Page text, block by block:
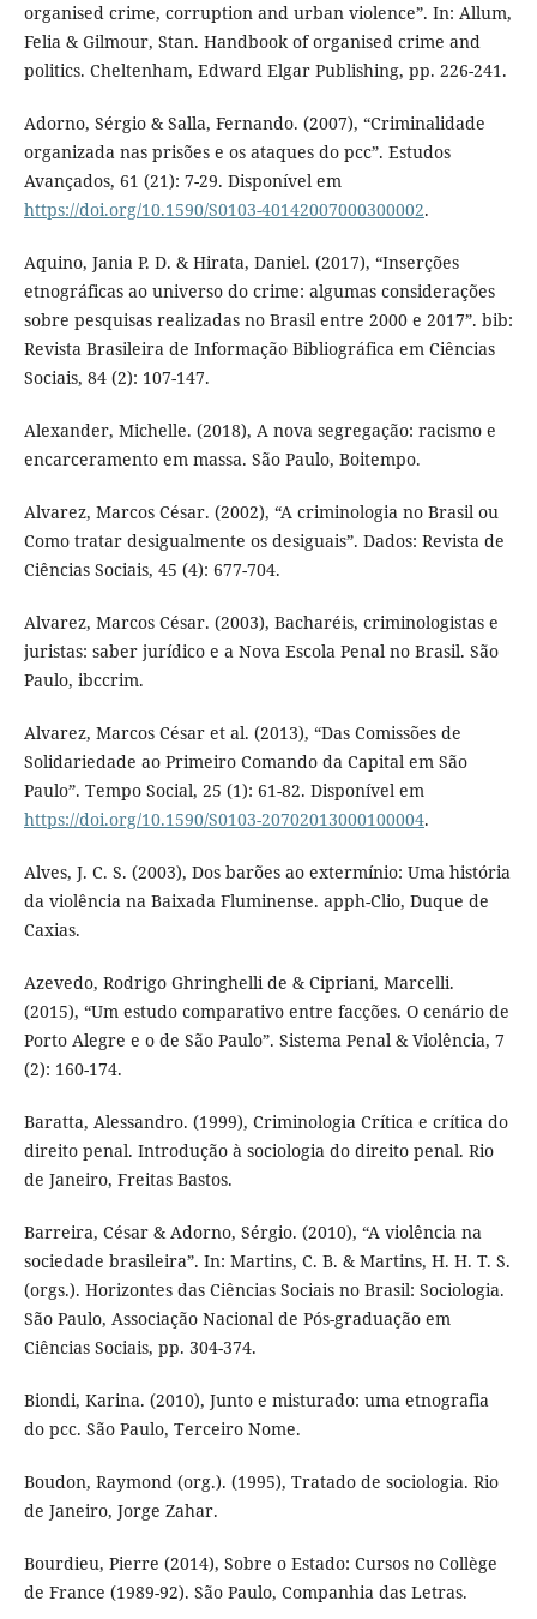
organised crime, corruption and urban violence”. In: Allum,
Felia & Gilmour, Stan. Handbook of organised crime and
politics. Cheltenham, Edward Elgar Publishing, pp. 226-241.
Adorno, Sérgio & Salla, Fernando. (2007), “Criminalidade
organizada nas prisões e os ataques do pcc”. Estudos
Avançados, 61 (21): 7-29. Disponível em
https://doi.org/10.1590/S0103-40142007000300002.
Aquino, Jania P. D. & Hirata, Daniel. (2017), “Inserções
etnográficas ao universo do crime: algumas considerações
sobre pesquisas realizadas no Brasil entre 2000 e 2017”. bib:
Revista Brasileira de Informação Bibliográfica em Ciências
Sociais, 84 (2): 107-147.
Alexander, Michelle. (2018), A nova segregação: racismo e
encarceramento em massa. São Paulo, Boitempo.
Alvarez, Marcos César. (2002), “A criminologia no Brasil ou
Como tratar desigualmente os desiguais”. Dados: Revista de
Ciências Sociais, 45 (4): 677-704.
Alvarez, Marcos César. (2003), Bacharéis, criminologistas e
juristas: saber jurídico e a Nova Escola Penal no Brasil. São
Paulo, ibccrim.
Alvarez, Marcos César et al. (2013), “Das Comissões de
Solidariedade ao Primeiro Comando da Capital em São
Paulo”. Tempo Social, 25 (1): 61-82. Disponível em
https://doi.org/10.1590/S0103-20702013000100004.
Alves, J. C. S. (2003), Dos barões ao extermínio: Uma história
da violência na Baixada Fluminense. apph-Clio, Duque de
Caxias.
Azevedo, Rodrigo Ghringhelli de & Cipriani, Marcelli.
(2015), “Um estudo comparativo entre facções. O cenário de
Porto Alegre e o de São Paulo”. Sistema Penal & Violência, 7
(2): 160-174.
Baratta, Alessandro. (1999), Criminologia Crítica e crítica do
direito penal. Introdução à sociologia do direito penal. Rio
de Janeiro, Freitas Bastos.
Barreira, César & Adorno, Sérgio. (2010), “A violência na
sociedade brasileira”. In: Martins, C. B. & Martins, H. H. T. S.
(orgs.). Horizontes das Ciências Sociais no Brasil: Sociologia.
São Paulo, Associação Nacional de Pós-graduação em
Ciências Sociais, pp. 304-374.
Biondi, Karina. (2010), Junto e misturado: uma etnografia
do pcc. São Paulo, Terceiro Nome.
Boudon, Raymond (org.). (1995), Tratado de sociologia. Rio
de Janeiro, Jorge Zahar.
Bourdieu, Pierre (2014), Sobre o Estado: Cursos no Collège
de France (1989-92). São Paulo, Companhia das Letras.